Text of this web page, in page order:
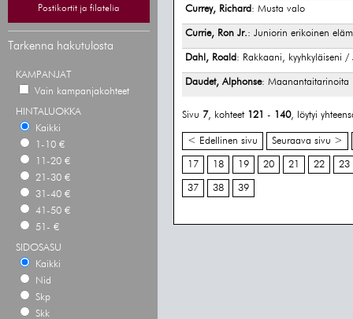
Postikortit ja filatelia
Tarkenna hakutulosta
KAMPANJAT
Vain kampanjakohteet
HINTALUOKKA
Kaikki
1-10 €
11-20 €
21-30 €
31-40 €
41-50 €
51- €
SIDOSASU
Kaikki
Nid
Skp
Skk
Currey, Richard: Musta valo
Currie, Ron Jr.: Juniorin erikoinen
Dahl, Roald: Rakkaani, kyyhkyläiseni /
Daudet, Alphonse: Maanantaitarinoita
Sivu 7, kohteet 121 - 140, löytyi
< Edellinen sivu Seuraava sivu >
17 18 19 20 21 22 23
37 38 39